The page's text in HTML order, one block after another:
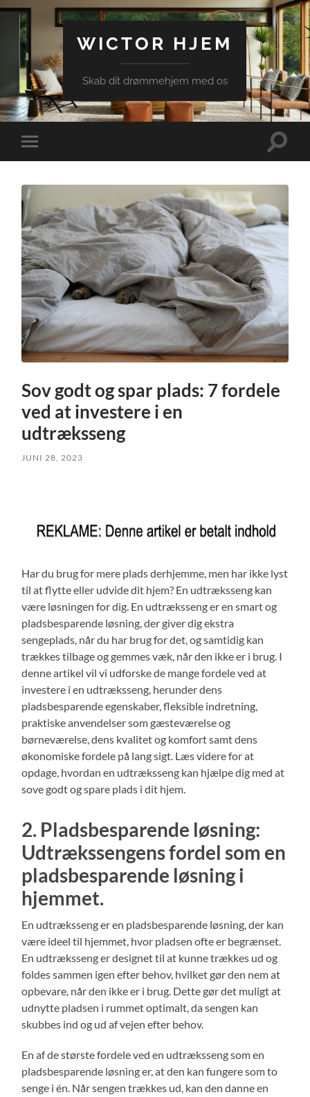
WICTOR HJEM
Skab dit drømmehjem med os
Toggle
mobile
Toggle
Sov godt og spar plads: 7 fordele
ved at investere i en
udtræksseng
JUNI 28, 2023
Har du brug for mere plads derhjemme, men har ikke lyst
til at flytte eller udvide dit hjem? En udtræksseng kan
være løsningen for dig. En udtræksseng er en smart og
pladsbesparende løsning, der giver dig ekstra
sengeplads, når du har brug for det, og samtidig kan
trækkes tilbage og gemmes væk, når den ikke er i brug. I
denne artikel vil vi udforske de mange fordele ved at
investere i en udtræksseng, herunder dens
pladsbesparende egenskaber, fleksible indretning,
praktiske anvendelser som gæsteværelse og
børneværelse, dens kvalitet og komfort samt dens
økonomiske fordele på lang sigt. Læs videre for at
opdage, hvordan en udtræksseng kan hjælpe dig med at
sove godt og spare plads i dit hjem.
2. Pladsbesparende løsning:
Udtrækssengens fordel som en
pladsbesparende løsning i
hjemmet.
En udtræksseng er en pladsbesparende løsning, der kan
være ideel til hjemmet, hvor pladsen ofte er begrænset.
En udtræksseng er designet til at kunne trækkes ud og
foldes sammen igen efter behov, hvilket gør den nem at
opbevare, når den ikke er i brug. Dette gør det muligt at
udnytte pladsen i rummet optimalt, da sengen kan
skubbes ind og ud af vejen efter behov.
En af de største fordele ved en udtræksseng som en
pladsbesparende løsning er, at den kan fungere som to
senge i én. Når sengen trækkes ud, kan den danne en